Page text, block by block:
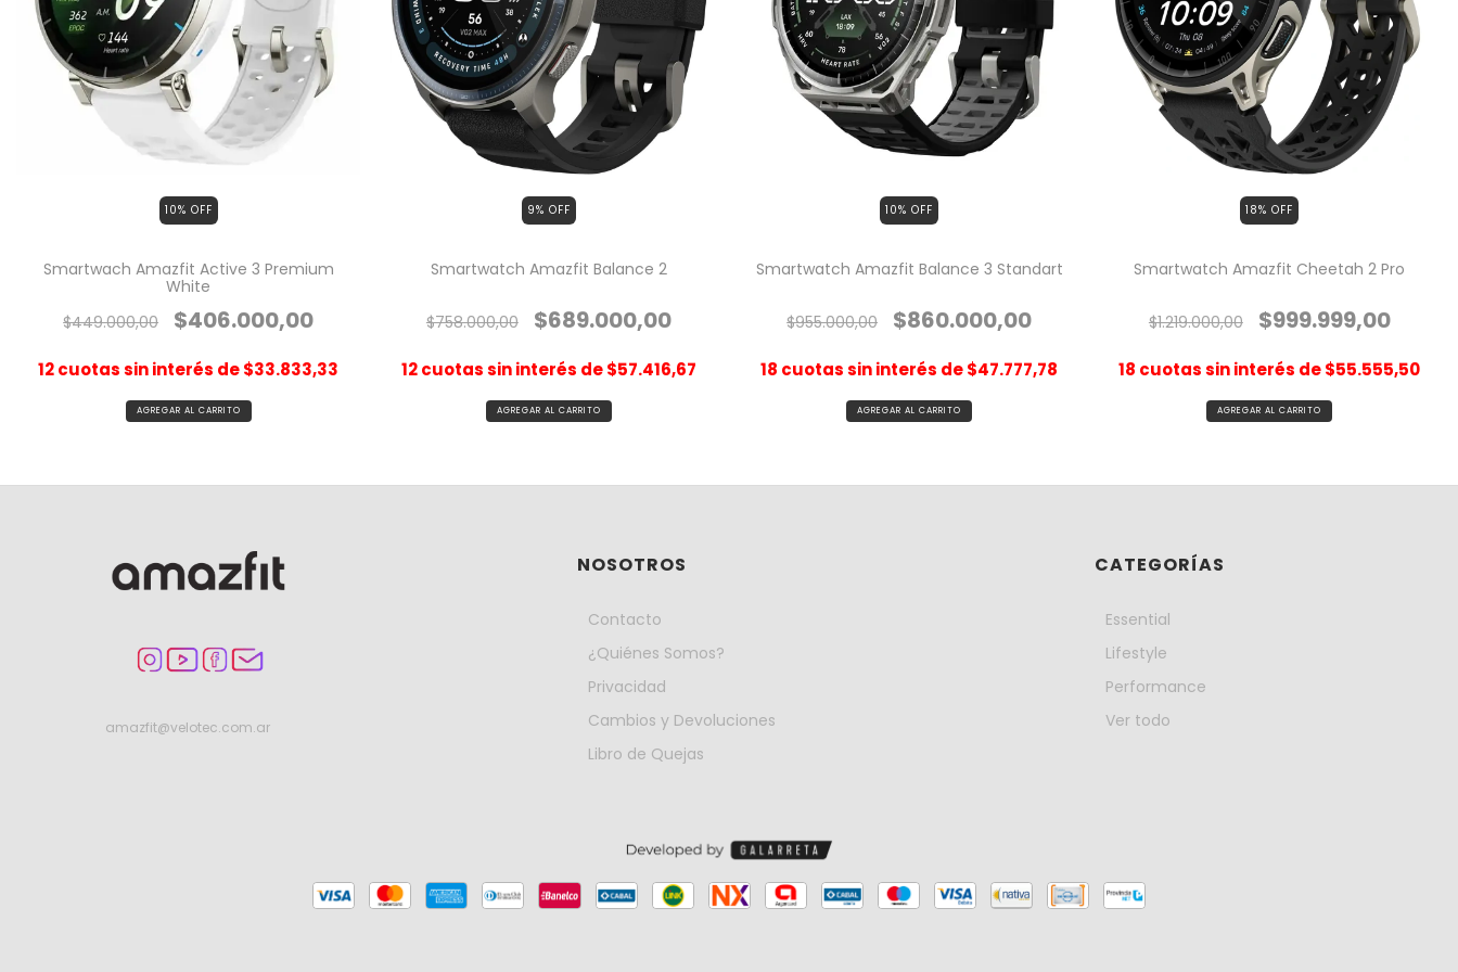
10% OFF
Smartwach Amazfit Active 3 Premium
White
$449.000,00
$406.000,00
12cuotas sin interés de$33.833,33
9% OFF
Smartwatch Amazfit Balance 2
$758.000,00 $689.000,00
12cuotas sin interés de$57.416,67
10% OFF
Smartwatch Amazfit Balance 3 Standart
$955.000,00 $860.000,00
18 cuotas sin interés de$47.777,78
18% OFF
Smartwatch Amazfit Cheetah 2 Pro
$1.219.000,00 $999.999,00
18 cuotas sin interés de$55.555,50
amazfit@velotec.com.ar
NOSOTROS
Contacto
¿Quiénes Somos?
Privacidad
Cambios y Devoluciones
Libro de Quejas
CATEGORÍAS
Essential
Lifestyle
Performance
Ver todo